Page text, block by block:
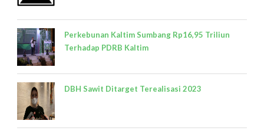
Perkebunan Kaltim Sumbang Rp16,95 Triliun
Terhadap PDRB Kaltim
DBH Sawit Ditarget Terealisasi 2023